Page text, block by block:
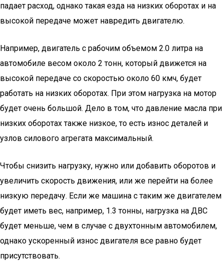
падает расход, однако такая езда на низких оборотах и на
высокой передаче может навредить двигателю.
Например, двигатель с рабочим объемом 2.0 литра на
автомобиле весом около 2 тонн, который движется на
высокой передаче со скоростью около 60 кмч, будет
работать на низких оборотах. При этом нагрузка на мотор
будет очень большой. Дело в том, что давление масла при
низких оборотах также низкое, то есть износ деталей и
узлов силового агрегата максимальный.
Чтобы снизить нагрузку, нужно или добавить оборотов и
увеличить скорость движения, или же перейти на более
низкую передачу. Если же машина с таким же двигателем
будет иметь вес, например, 1.3 тонны, нагрузка на ДВС
будет меньше, чем в случае с двухтонным автомобилем,
однако ускоренный износ двигателя все равно будет
присутствовать.